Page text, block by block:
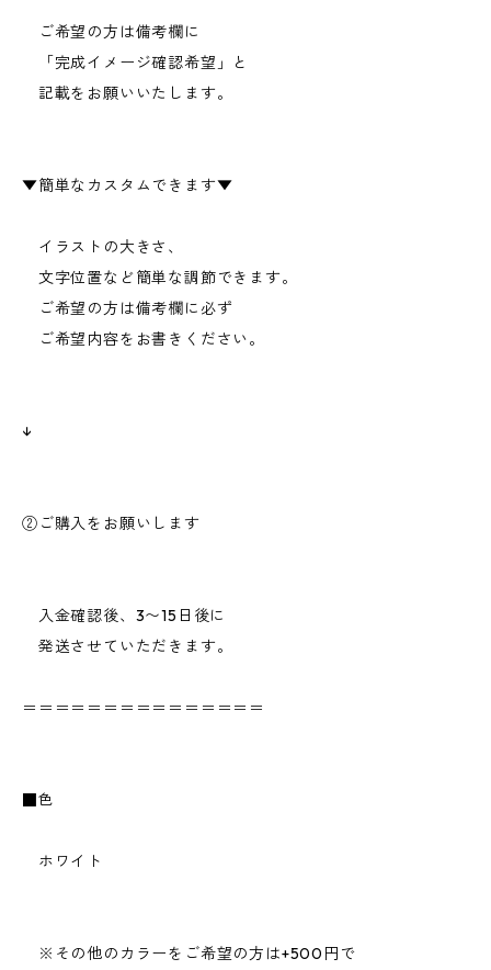
ご希望の方は備考欄に
「完成イメージ確認希望」と
記載をお願いいたします。
▼簡単なカスタムできます▼
イラストの大きさ、
文字位置など簡単な調節できます。
ご希望の方は備考欄に必ず
ご希望内容をお書きください。
↓
②ご購入をお願いします
入金確認後、3〜15日後に
発送させていただきます。
＝＝＝＝＝＝＝＝＝＝＝＝＝＝＝
■色
ホワイト
※その他のカラーをご希望の方は+500円で